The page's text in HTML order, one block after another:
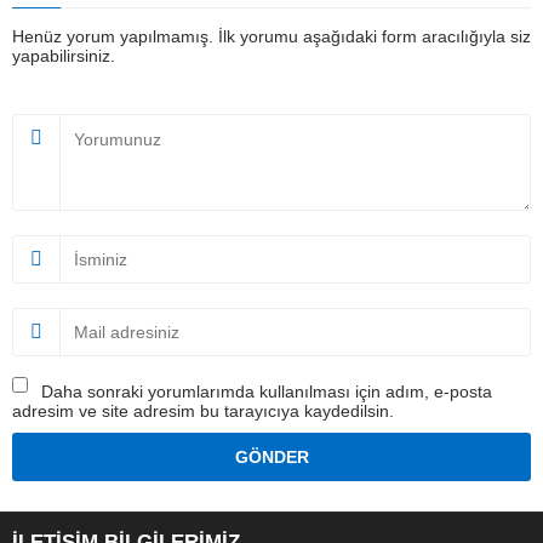
Henüz yorum yapılmamış. İlk yorumu aşağıdaki form aracılığıyla siz
yapabilirsiniz.
Daha sonraki yorumlarımda kullanılması için adım, e-posta
adresim ve site adresim bu tarayıcıya kaydedilsin.